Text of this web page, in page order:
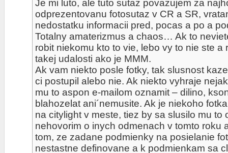
odprezentovanu fotosutaz v CR a SR,
nedostatku informacii pred, pocas a po a
Totalny amaterizmus a chaos… Ak to
robit niekomu kto to vie, lebo vy to nie ste a
takej udalosti ako je MMM.
Ak vam niekto posle fotky, tak slusnost
ci postupil alebo nie. Ak niekto vyhraje
mu to aspon e-mailom oznamit – dilino,
blahozelat ani´nemusite. Ak je niekoho
na citylight v meste, tiez by sa slusilo mu to
nehovorim o inych odmenach v tomto roku
tom, ze zadane podmienky na posielanie
nestastne definovane a k podmienkam sa